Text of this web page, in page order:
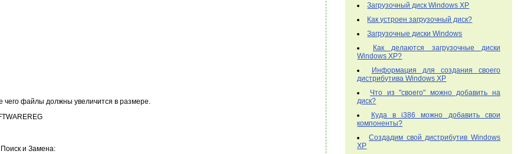
чего файлы должны увеличится в размере.
и Замена:
Загрузочный диск Windows XP
Как устроен загрузочный диск?
Загрузочные диски Windows
Как делаются загрузочные диски
Windows XP?
Информация для создания своего
дистрибутива Windows XP
Что из "своего" можно добавить на
диск?
Куда в i386 можно добавить свои
компоненты?
Создадим свой дистрибутив Windows
XP